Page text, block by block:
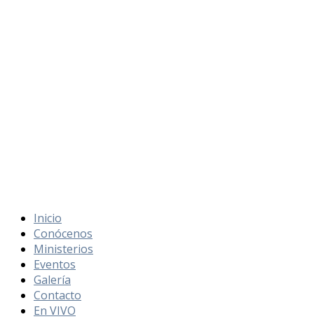
Inicio
Conócenos
Ministerios
Eventos
Galería
Contacto
En VIVO